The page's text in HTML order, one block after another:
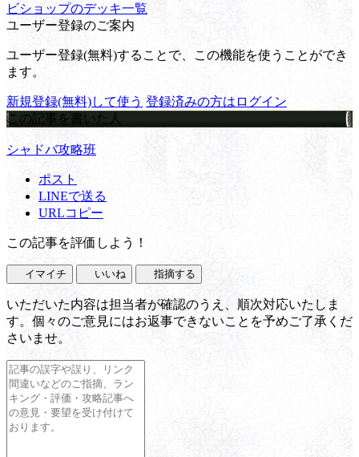
ビショップのデッキ一覧
ユーザー登録のご案内
ユーザー登録(無料)することで、この機能を使うことができ
ます。
新規登録(無料)して使う 登録済みの方はログイン
この記事を書いた人
シャドバ攻略班
ポスト
LINEで送る
URLコピー
この記事を評価しよう！
イマイチ いいね 指摘する
いただいた内容は担当者が確認のうえ、順次対応いたしま
す。個々のご意見にはお返事できないことを予めご了承くだ
さいませ。